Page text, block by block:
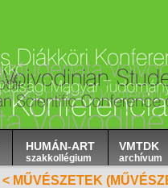
HUMÁN-ART
szakkollégium
VMTDK
archívum
< MŰVÉSZETEK